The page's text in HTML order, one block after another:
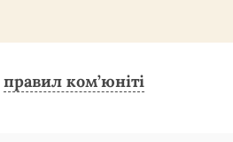
правил ком’юніті